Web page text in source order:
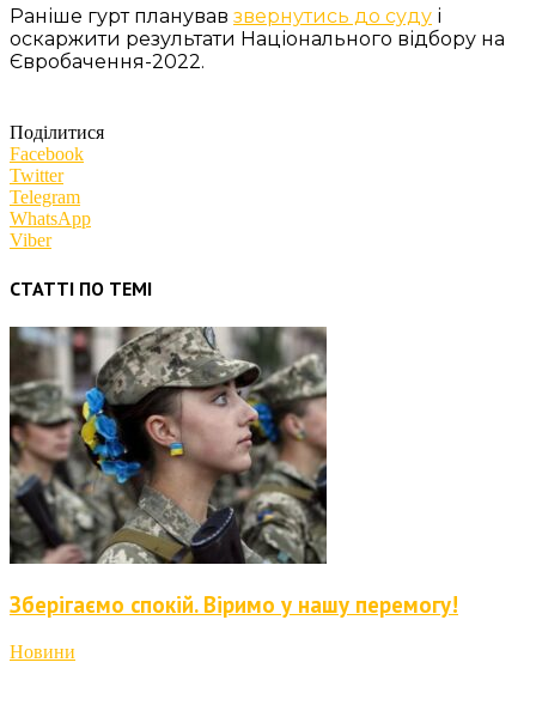
Раніше гурт планував звернутись до суду і
оскаржити результати Національного відбору на
Євробачення-2022.
Поділитися
Facebook
Twitter
Telegram
WhatsApp
Viber
СТАТТІ ПО ТЕМІ
Зберігаємо спокій. Віримо у нашу перемогу!
Новини